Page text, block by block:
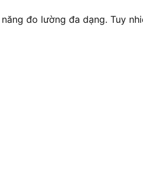
đo lường đa dạng. Tuy